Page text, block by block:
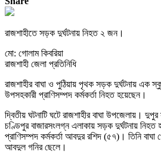
রাজশাহীতে সড়ক দুর্ঘটনায় নিহত ২ জন।
মো: গোলাম কিবরিয়া
রাজশাহী জেলা প্রতিনিধি
রাজশাহীর বাঘা ও পুঠিয়ায় পৃথক সড়ক দুর্ঘটনায় এক
উপসহকারী প্রাণিসম্পদ কর্মকর্তা নিহত হয়েছেন।
দ্বিতীয় ঘটনাটি ঘটে রাজশাহীর বাঘা উপজেলায়।
চণ্ডিপুর বাজারসংলগ্ন এলাকায় সড়ক দুর্ঘটনায়
প্রাণিসম্পদ কর্মকর্তা আবদুর রশিদ (৫৭)। তিনি বাঘা
আবদুল গনির ছেলে।